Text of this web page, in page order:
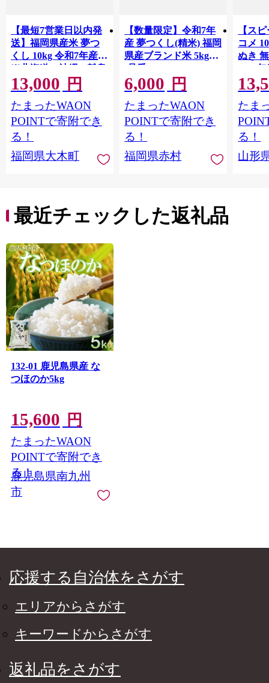
【最短7営業日以内発
送】福岡県産米 夢つ
くし 10kg 令和7年産
※北海道・沖縄・離島
は配送不可 |【精米 単
一米 単一原料米 7年産
国産 お米 ブランド米
5kg × 2 ゆめつくし】
CY009_01
13,000 円
たまったWAON
POINTで寄附でき
る！
福岡県大木町
【数量限定】令和7年
産 夢つくし(精米) 福岡
県産ブランド米 5kg
(品番:3X10R7)
6,000 円
たまったWAON
POINTで寄附でき
る！
福岡県赤村
【ス
コメ
ぬき
2025
たま
る！
山形
最近チェックした返礼品
132-01 鹿児島県産 な
つほのか5kg
15,600 円
たまったWAON
POINTで寄附でき
る！
鹿児島県南九州
市
応援する自治体をさがす
エリアからさがす
キーワードからさがす
返礼品をさがす